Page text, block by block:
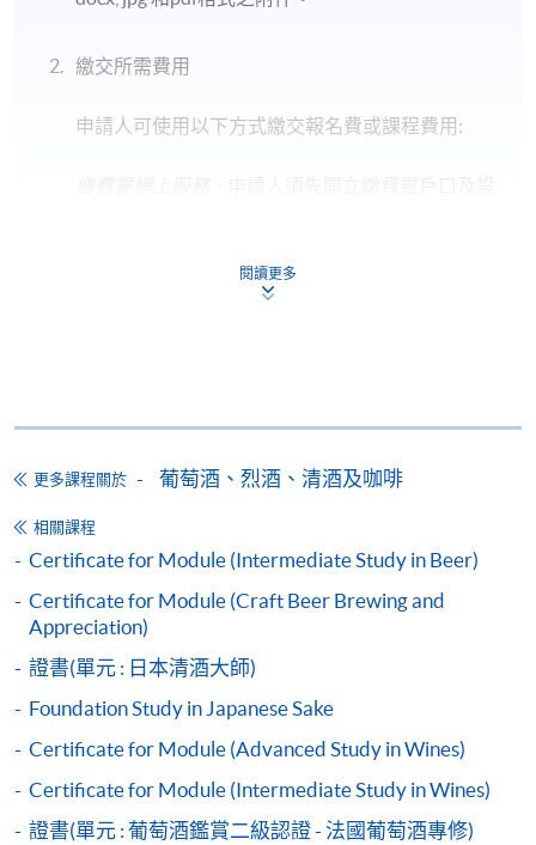
*圖片只供參考
教學語言
2385-1686NW
繳交所需費用
申請人可使用以下方式繳交報名費或課程費用:
- 申請人可以 VISA 或
*香港大學專業進修學院Mastercard卡持有人如欲享用十個
學中心作付款安排。
申請/報讀指南 :
-短期課程
報讀同一學歷頒授課程內其他單元
個別課程為須報讀同一學歷頒授課程及其他單元或繳
閱讀更多
更多課程關於 葡萄酒、烈酒、清酒及咖啡
相關課程
Certificate for Module (Intermediate Study in Beer)
Certificate for Module (Craft Beer Brewing and
Appreciation)
證書(單元 : 日本清酒大師)
Foundation Study in Japanese Sake
Certificate for Module (Advanced Study in Wines)
Certificate for Module (Intermediate Study in Wines)
證書(單元 : 葡萄酒鑑賞二級認證 - 法國葡萄酒專修)